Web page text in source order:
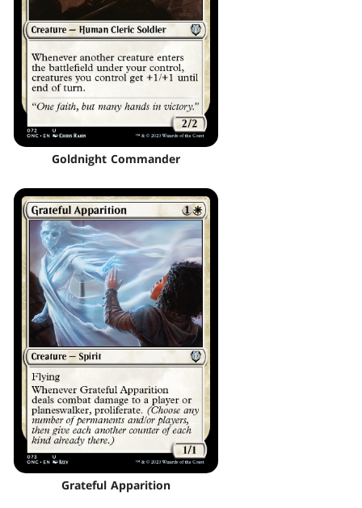
Goldnight Commander
Grateful Apparition